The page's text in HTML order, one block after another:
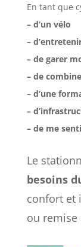
En tant que
– d’un vélo
–
– de garer
– de
– d’une
–
– de me
Le
besoins
confort et
ou remise